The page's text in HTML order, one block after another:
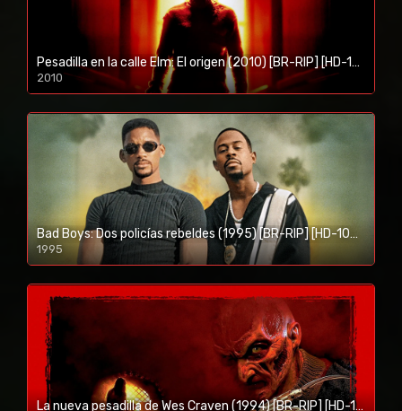
Pesadilla en la calle Elm: El origen (2010) [BR-RIP] [HD-1080p]
2010
1080p/720p
Bad Boys: Dos policías rebeldes (1995) [BR-RIP] [HD-1080p]
1995
1080p/720p
La nueva pesadilla de Wes Craven (1994) [BR-RIP] [HD-1080p]